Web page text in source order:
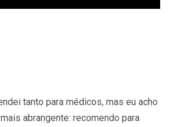
tanto para médicos, mas eu acho
abrangente: recomendo para